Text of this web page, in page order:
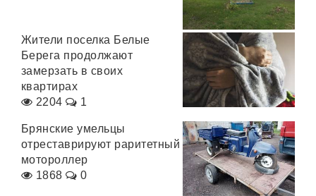
Жители поселка Белые
Берега продолжают
замерзать в своих
квартирах
2204
1
Брянские умельцы
отреставрируют раритетный
мотороллер
1868
0